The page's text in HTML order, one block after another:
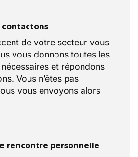
contactons
de votre secteur vous
vous donnons toutes les
et répondons
Vous n’êtes pas
vous envoyons alors
rencontre personnelle